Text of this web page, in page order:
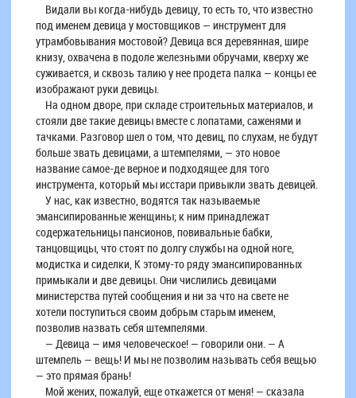
Видали вы когда-нибудь девицу, то есть то, что известно
под именем девица у мостовщиков — инструмент для
утрамбовывания мостовой? Девица вся деревянная, шире
книзу, охвачена в подоле железными обручами, кверху же
суживается, и сквозь талию у нее продета палка — концы ее
изображают руки девицы.
На одном дворе, при складе строительных материалов, и
стояли две такие девицы вместе с лопатами, саженями и
тачками. Разговор шел о том, что девиц, по слухам, не будут
больше звать девицами, а штемпелями, — это новое
название самое-де верное и подходящее для того
инструмента, который мы исстари привыкли звать девицей.
У нас, как известно, водятся так называемые
эмансипированные женщины; к ним принадлежат
содержательницы пансионов, повивальные бабки,
танцовщицы, что стоят по долгу службы на одной ноге,
модистка и сиделки, К этому-то ряду эмансипированных
примыкали и две девицы. Они числились девицами
министерства путей сообщения и ни за что на свете не
хотели поступиться своим добрым старым именем,
позволив назвать себя штемпелями.
— Девица — имя человеческое! — говорили они. — А
штемпель — вещь! И мы не позволим называть себя вещью
— это прямая брань!
Мой жених, пожалуй, еще откажется от меня! — сказала